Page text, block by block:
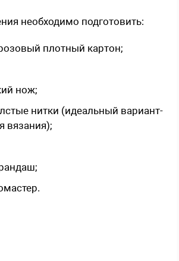
необходимо подготовить:
плотный картон;
нож;
нитки (идеальный вариант-
вязания);